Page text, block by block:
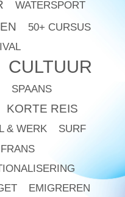
WATERSPORT
50+ CURSUS
CULTUUR
SPAANS
KORTE REIS
& WERK
SURF
FRANS
EMIGREREN